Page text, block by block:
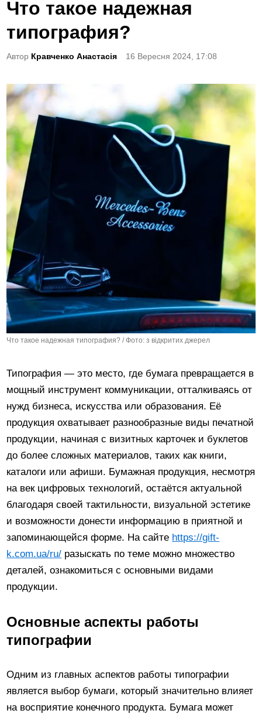
t
i
n
Что такое надежная
типография?
Автор Кравченко Анастасія 16 Вересня 2024, 17:08
Что такое надежная типография? / Фото: з відкритих джерел
Типография — это место, где бумага превращается в
мощный инструмент коммуникации, отталкиваясь от
нужд бизнеса, искусства или образования. Её
продукция охватывает разнообразные виды печатной
продукции, начиная с визитных карточек и буклетов
до более сложных материалов, таких как книги,
каталоги или афиши. Бумажная продукция, несмотря
на век цифровых технологий, остаётся актуальной
благодаря своей тактильности, визуальной эстетике
и возможности донести информацию в приятной и
запоминающейся форме. На сайте https://gift-
k.com.ua/ru/ разыскать по теме можно множество
деталей, ознакомиться с основными видами
продукции.
Основные аспекты работы
типографии
Одним из главных аспектов работы типографии
является выбор бумаги, который значительно влияет
на восприятие конечного продукта. Бумага может